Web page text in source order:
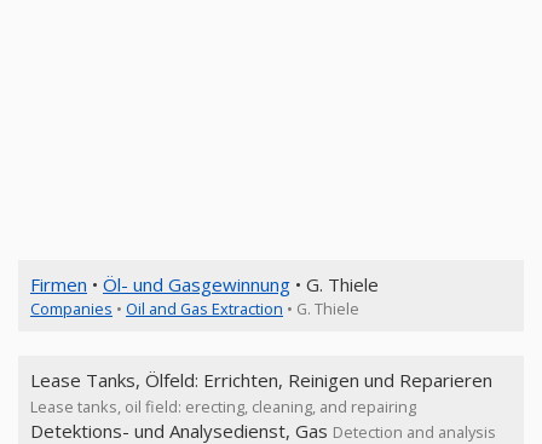
Firmen • Öl- und Gasgewinnung • G. Thiele
Companies • Oil and Gas Extraction • G. Thiele
Lease Tanks, Ölfeld: Errichten, Reinigen und Reparieren
Lease tanks, oil field: erecting, cleaning, and repairing
Detektions- und Analysedienst, Gas Detection and analysis